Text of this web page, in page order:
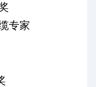
专家